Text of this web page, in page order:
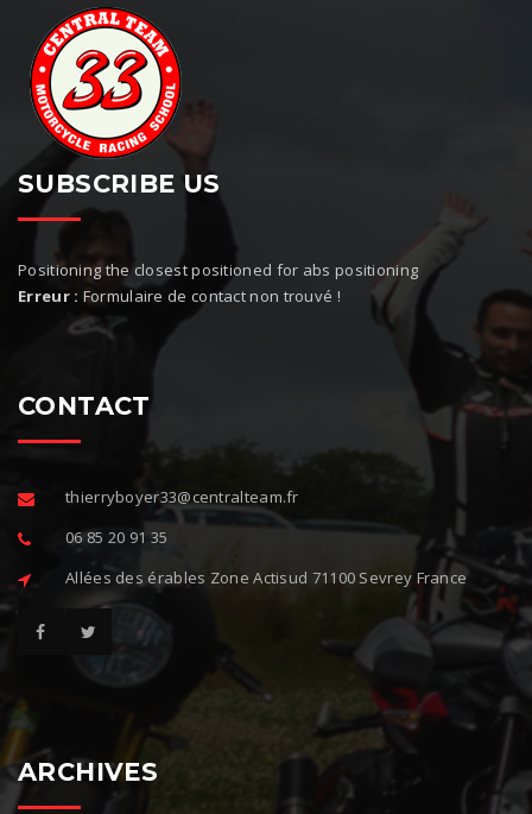
SUBSCRIBE US
Positioning the closest positioned for abs positioning
Erreur : Formulaire de contact non trouvé !
CONTACT
thierryboyer33@centralteam.fr
06 85 20 91 35
Allées des érables Zone Actisud 71100 Sevrey France
ARCHIVES